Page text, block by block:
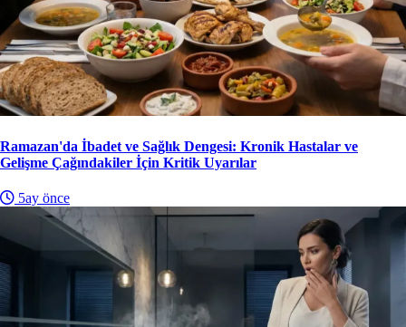
Ramazan'da İbadet ve Sağlık Dengesi: Kronik Hastalar ve
Gelişme Çağındakiler İçin Kritik Uyarılar
5ay önce